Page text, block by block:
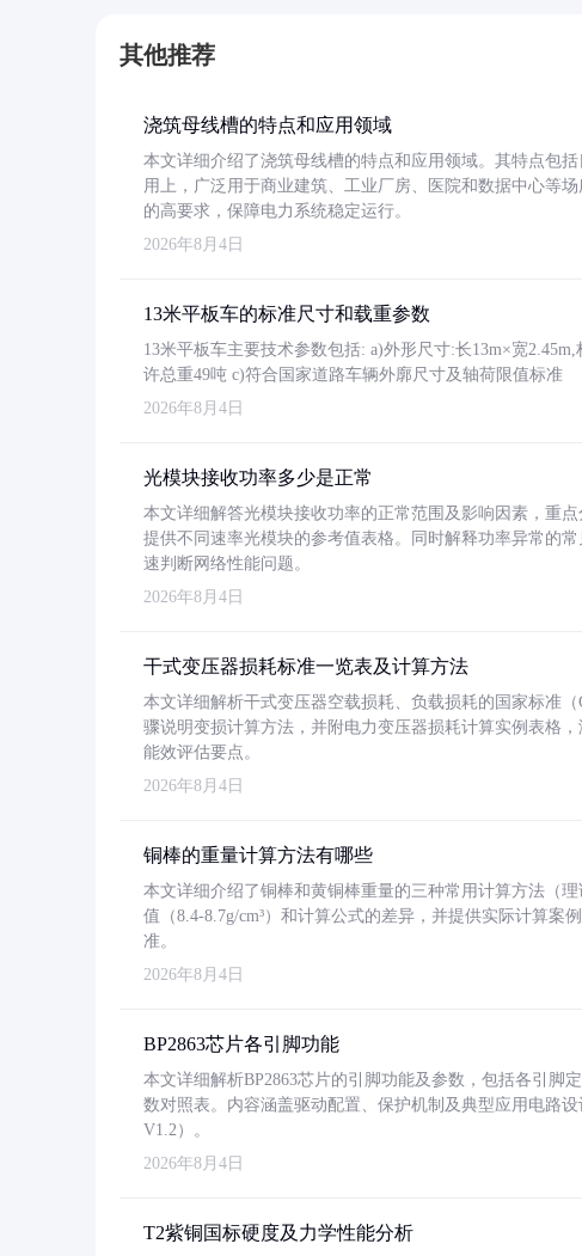
其他推荐
浇筑母线槽的特点和应用领域
本文详细介绍了浇筑母线槽的特点和应用领域。其特点包
用上，广泛用于商业建筑、工业厂房、医院和数据中心等
的高要求，保障电力系统稳定运行。
2026年8月4日
13米平板车的标准尺寸和载重参数
13米平板车主要技术参数包括: a)外形尺寸:长13m×宽
许总重49吨 c)符合国家道路车辆外廓尺寸及轴荷限值标准
2026年8月4日
光模块接收功率多少是正常
本文详细解答光模块接收功率的正常范围及影响因素，重
提供不同速率光模块的参考值表格。同时解释功率异常的
速判断网络性能问题。
2026年8月4日
干式变压器损耗标准一览表及计算方法
本文详细解析干式变压器空载损耗、负载损耗的国家标准
骤说明变损计算方法，并附电力变压器损耗计算实例表格
能效评估要点。
2026年8月4日
铜棒的重量计算方法有哪些
本文详细介绍了铜棒和黄铜棒重量的三种常用计算方法（
值（8.4-8.7g/cm³）和计算公式的差异，并提供实际计算案
准。
2026年8月4日
BP2863芯片各引脚功能
本文详细解析BP2863芯片的引脚功能及参数，包括各引脚
数对照表。内容涵盖驱动配置、保护机制及典型应用电路
V1.2）。
2026年8月4日
T2紫铜国标硬度及力学性能分析